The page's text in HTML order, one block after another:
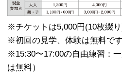
※チケットは5,000円(10枚綴り
※初回の見学、体験は無料です
※15:30〜17:00の自由練習：
は無料）